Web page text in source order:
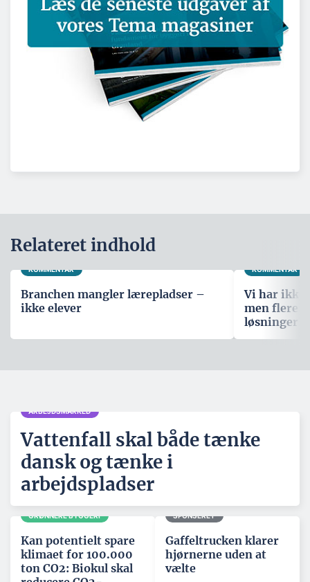
Relateret indhold
KOMMENTAR
Branchen mangler lærepladser –
ikke elever
KOMMENTAR
Vi har ikke
men flere
løsninger
ARBEJDSMARKED
Vattenfall skal både tænke
dansk og tænke i
arbejdspladser
GRØNNERE BYGGERI
Kan potentielt spare
klimaet for 100.000
ton CO2: Biokul skal
SPONSERET
Gaffeltrucken klarer
hjørnerne uden at
vælte